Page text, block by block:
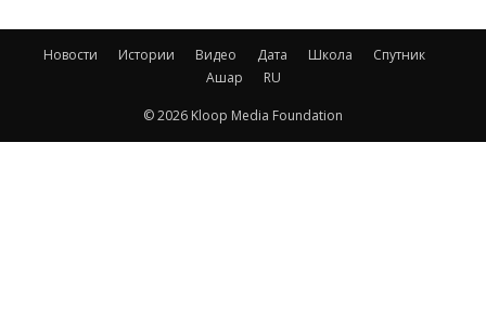
Новости Истории Видео Дата Школа
Спутник
Ашар
RU
© 2026 Kloop Media Foundation